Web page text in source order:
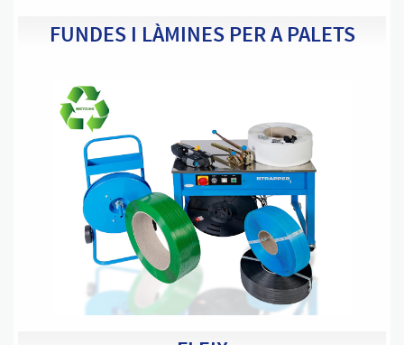
FUNDES I LÀMINES PER A PALETS